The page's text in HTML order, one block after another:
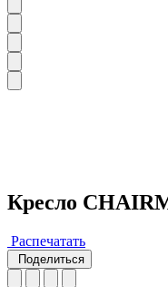
Кресло
Распечатать
Поделиться